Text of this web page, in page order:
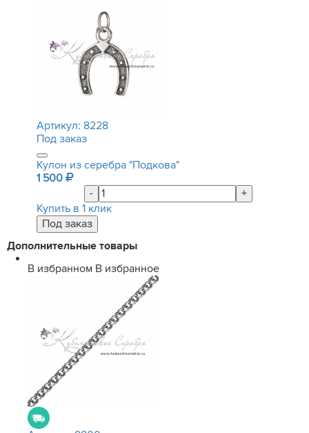
Артикул: 8228
Под заказ
Кулон из серебра "Подкова"
1 500
-
+
Купить в 1 клик
Дополнительные товары
В избранном В избранное